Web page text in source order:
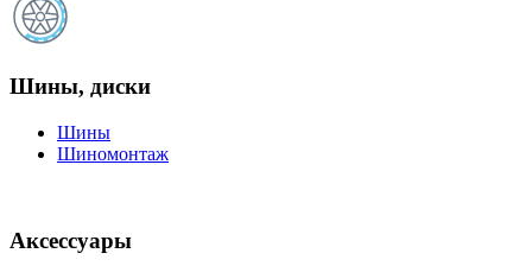
Шины, диски
Шины
Шиномонтаж
Аксессуары